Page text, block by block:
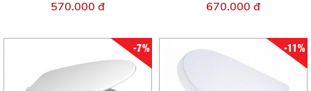
570.000 đ 670.000 đ
-7% -11%